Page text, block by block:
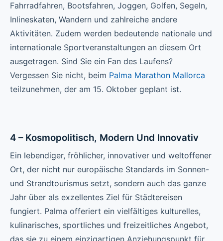
Fahrradfahren, Bootsfahren, Joggen, Golfen, Segeln,
Inlineskaten, Wandern und zahlreiche andere
Aktivitäten. Zudem werden bedeutende nationale und
internationale Sportveranstaltungen an diesem Ort
ausgetragen. Sind Sie ein Fan des Laufens?
Vergessen Sie nicht, beim Palma Marathon Mallorca
teilzunehmen, der am 15. Oktober geplant ist.
4 – Kosmopolitisch, Modern Und Innovativ
Ein lebendiger, fröhlicher, innovativer und weltoffener
Ort, der nicht nur europäische Standards im Sonnen-
und Strandtourismus setzt, sondern auch das ganze
Jahr über als exzellentes Ziel für Städtereisen
fungiert. Palma offeriert ein vielfältiges kulturelles,
kulinarisches, sportliches und freizeitliches Angebot,
das sie zu einem einzigartigen Anziehungspunkt für